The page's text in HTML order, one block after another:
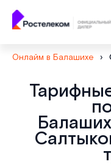
Онлайм в Балашихе ›